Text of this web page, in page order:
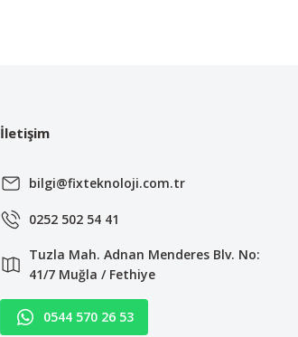
İletişim
bilgi@fixteknoloji.com.tr
0252 502 54 41
Tuzla Mah. Adnan Menderes Blv. No:
41/7 Muğla / Fethiye
0544 570 26 53